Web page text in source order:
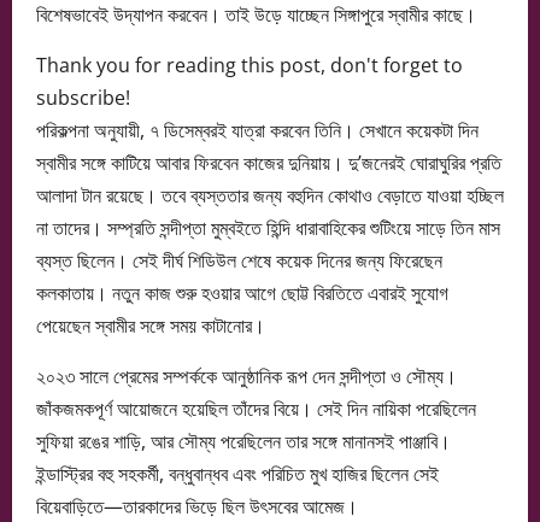
বিশেষভাবেই উদ্‌যাপন করবেন। তাই উড়ে যাচ্ছেন সিঙ্গাপুরে স্বামীর কাছে।
Thank you for reading this post, don't forget to
subscribe!
পরিকল্পনা অনুযায়ী, ৭ ডিসেম্বরই যাত্রা করবেন তিনি। সেখানে কয়েকটা দিন
স্বামীর সঙ্গে কাটিয়ে আবার ফিরবেন কাজের দুনিয়ায়। দু’জনেরই ঘোরাঘুরির প্রতি
আলাদা টান রয়েছে। তবে ব্যস্ততার জন্য বহুদিন কোথাও বেড়াতে যাওয়া হচ্ছিল
না তাদের। সম্প্রতি সন্দীপ্তা মুম্বইতে হিন্দি ধারাবাহিকের শুটিংয়ে সাড়ে তিন মাস
ব্যস্ত ছিলেন। সেই দীর্ঘ শিডিউল শেষে কয়েক দিনের জন্য ফিরেছেন
কলকাতায়। নতুন কাজ শুরু হওয়ার আগে ছোট্ট বিরতিতে এবারই সুযোগ
পেয়েছেন স্বামীর সঙ্গে সময় কাটানোর।
২০২৩ সালে প্রেমের সম্পর্ককে আনুষ্ঠানিক রূপ দেন সন্দীপ্তা ও সৌম্য।
জাঁকজমকপূর্ণ আয়োজনে হয়েছিল তাঁদের বিয়ে। সেই দিন নায়িকা পরেছিলেন
সুফিয়া রঙের শাড়ি, আর সৌম্য পরেছিলেন তার সঙ্গে মানানসই পাঞ্জাবি।
ইন্ডাস্ট্রির বহু সহকর্মী, বন্ধুবান্ধব এবং পরিচিত মুখ হাজির ছিলেন সেই
বিয়েবাড়িতে—তারকাদের ভিড়ে ছিল উৎসবের আমেজ।